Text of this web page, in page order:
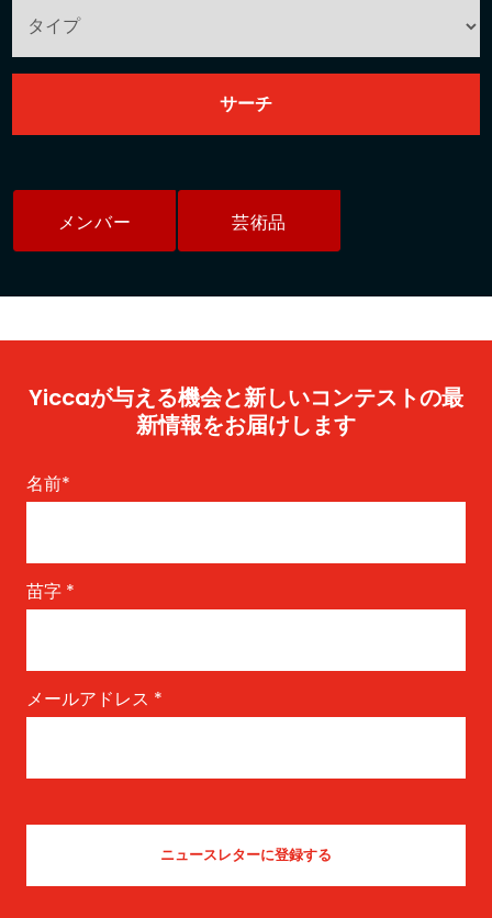
メンバー 芸術品
Yiccaが与える機会と新しいコンテストの最
新情報をお届けします
名前*
苗字 *
メールアドレス *